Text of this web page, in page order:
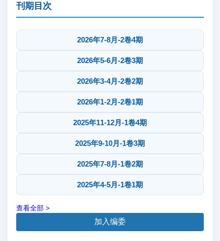
刊期目次
2026年7-8月-2卷4期
2026年5-6月-2卷3期
2026年3-4月-2卷2期
2026年1-2月-2卷1期
2025年11-12月-1卷4期
2025年9-10月-1卷3期
2025年7-8月-1卷2期
2025年4-5月-1卷1期
查看全部 >
加入编委